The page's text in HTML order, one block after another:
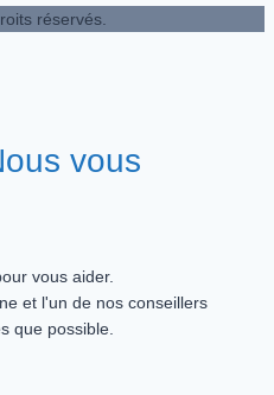
réservés.
vous
vous aider.
et l'un de nos conseillers
que possible.